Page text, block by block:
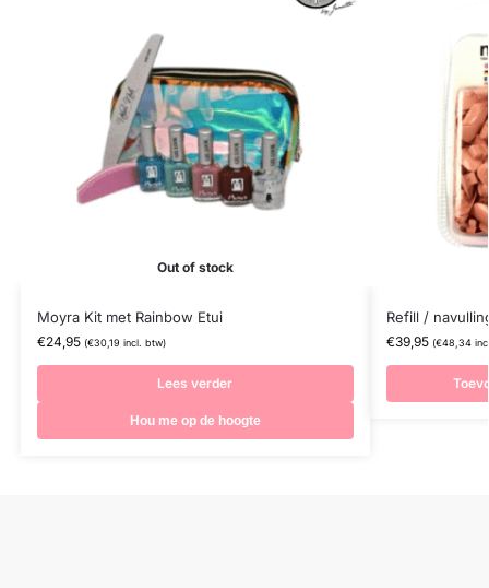
Out of stock
Moyra Kit met Rainbow Etui
€24,95 (€30,19 incl. btw)
Lees verder
Hou me op de hoogte
Refill /
€39,95 (€48,34